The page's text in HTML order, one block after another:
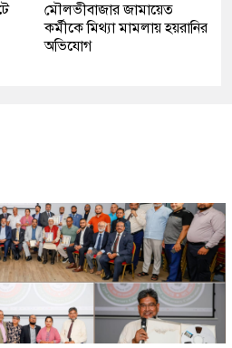
মৌলভীবাজার জামায়েত
কর্মীকে মিথ্যা মামলায় হয়রানির
অভিযোগ